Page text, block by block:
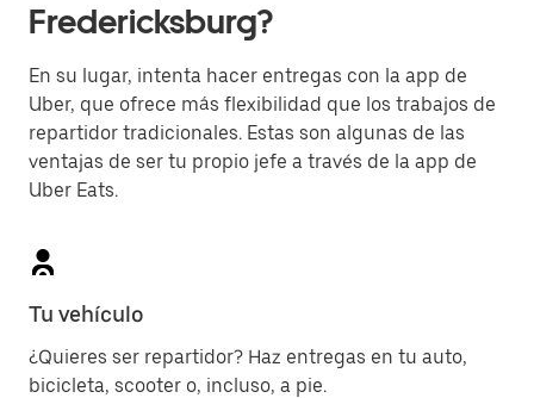
Fredericksburg?
En su lugar, intenta hacer entregas con la app de
Uber, que ofrece más flexibilidad que los trabajos de
repartidor tradicionales. Estas son algunas de las
ventajas de ser tu propio jefe a través de la app de
Uber Eats.
Tu vehículo
¿Quieres ser repartidor? Haz entregas en tu auto,
bicicleta, scooter o, incluso, a pie.